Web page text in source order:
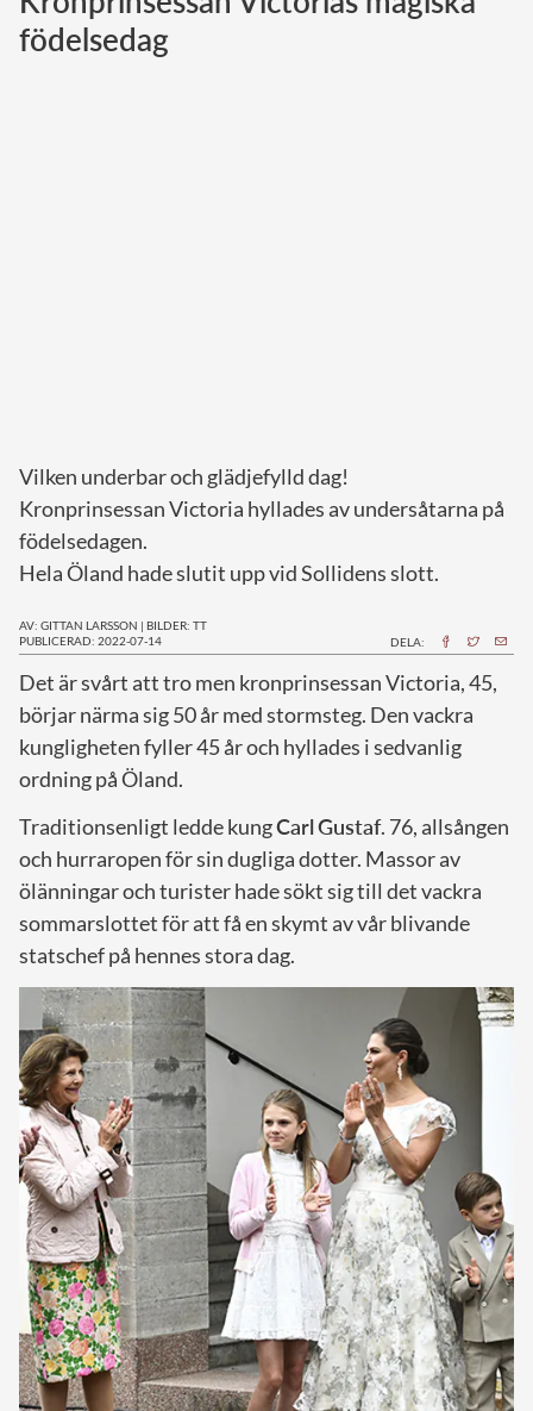
födelsedag
Vilken underbar och glädjefylld dag!
Kronprinsessan Victoria hyllades av undersåtarna på
födelsedagen.
Hela Öland hade slutit upp vid Sollidens slott.
AV: GITTAN LARSSON | BILDER: TT
PUBLICERAD: 2022-07-14
DELA:
Det är svårt att tro men kronprinsessan Victoria, 45,
börjar närma sig 50 år med stormsteg. Den vackra
kungligheten fyller 45 år och hyllades i sedvanlig
ordning på Öland.
Traditionsenligt ledde kungCarlGustaf. 76, allsången
och hurraropen för sin dugliga dotter. Massor av
ölänningar och turister hade sökt sig till det vackra
sommarslottet för att få en skymt av vår blivande
statschef på hennes stora dag.